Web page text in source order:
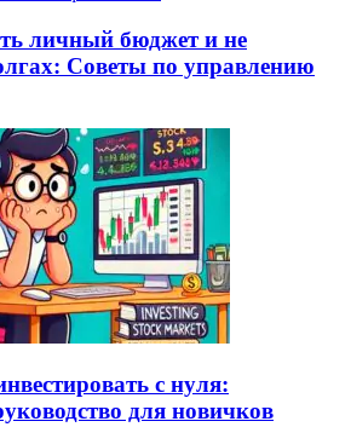
личный бюджет и не
Советы по управлению
с нуля:
для новичков